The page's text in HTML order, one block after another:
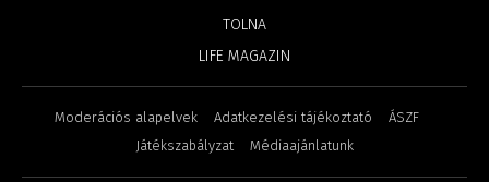
TOLNA
LIFE MAGAZIN
Moderációs alapelvek Adatkezelési tájékoztató
ÁSZF
Játékszabályzat
Médiaajánlatunk